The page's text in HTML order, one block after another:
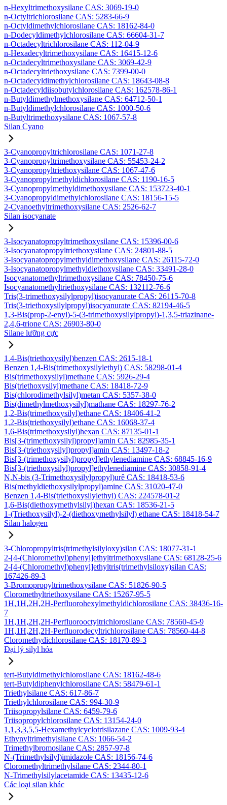
n-Hexyltrimethoxysilane CAS: 3069-19-0
n-Octyltrichlorosilane CAS: 5283-66-9
n-Octyldimethylchlorosilane CAS: 18162-84-0
n-Dodecyldimethylchlorosilane CAS: 66604-31-7
n-Octadecyltrichlorosilane CAS: 112-04-9
n-Hexadecyltrimethoxysilane CAS: 16415-12-6
n-Octadecyltrimethoxysilane CAS: 3069-42-9
n-Octadecyltriethoxysilane CAS: 7399-00-0
n-Octadecyldimethylchlorosilane CAS: 18643-08-8
n-Octadecyldiisobutylchlorosilane CAS: 162578-86-1
n-Butyldimethylmethoxysilane CAS: 64712-50-1
n-Butyldimethylchlorosilane CAS: 1000-50-6
n-Butyltrimethoxysilane CAS: 1067-57-8
Silan Cyano
3-Cyanopropyltrichlorosilane CAS: 1071-27-8
3-Cyanopropyltrimethoxysilane CAS: 55453-24-2
3-Cyanopropyltriethoxysilane CAS: 1067-47-6
3-Cyanopropylmethyldichlorosilane CAS: 1190-16-5
3-Cyanopropylmethyldimethoxysilane CAS: 153723-40-1
3-Cyanopropyldimethylchlorosilane CAS: 18156-15-5
2-Cyanoethyltrimethoxysilane CAS: 2526-62-7
Silan isocyanate
3-Isocyanatopropyltrimethoxysilane CAS: 15396-00-6
3-Isocyanatopropyltriethoxysilane CAS: 24801-88-5
3-Isocyanatopropylmethyldimethoxysilane CAS: 26115-72-0
3-Isocyanatopropylmethyldiethoxysilane CAS: 33491-28-0
Isocyanatomethyltrimethoxysilane CAS: 78450-75-6
Isocyanatomethyltriethoxysilane CAS: 132112-76-6
Tris(3-trimethoxysilylpropyl)isocyanurate CAS: 26115-70-8
Tris(3-triethoxysilylpropyl)isocyanurate CAS: 82194-46-5
1,3-Bis(prop-2-enyl)-5-(3-trimethoxysilylpropyl)-1,3,5-triazinane-
2,4,6-trione CAS: 26903-80-0
Silane lưỡng cực
1,4-Bis(triethoxysilyl)benzen CAS: 2615-18-1
Benzen 1,4-Bis(trimethoxysilylethyl) CAS: 58298-01-4
Bis(trimethoxysilyl)methane CAS: 5926-29-4
Bis(triethoxysilyl)methane CAS: 18418-72-9
Bis(chlorodimethylsilyl)metan CAS: 5357-38-0
Bis(dimethylmethoxysilyl)mathane CAS: 18297-76-2
1,2-Bis(trimethoxysilyl)ethane CAS: 18406-41-2
1,2-Bis(triethoxysilyl)ethane CAS: 16068-37-4
1,6-Bis(trimethoxysilyl)hexan CAS: 87135-01-1
Bis[3-(trimethoxysilyl)propyl]amin CAS: 82985-35-1
Bis[3-(triethoxysilyl)propyl]amin CAS: 13497-18-2
Bis[3-(trimethoxysilyl)propyl]ethylenediamine CAS: 68845-16-9
Bis[3-(triethoxysilyl)propyl]ethylenediamine CAS: 30858-91-4
N,N-bis (3-Trimethoxysilylpropyl)urê CAS: 18418-53-6
Bis(methyldiethoxysilylpropyl)amine CAS: 31020-47-0
Benzen 1,4-Bis(triethoxysilylethyl) CAS: 224578-01-2
1,6-Bis(diethoxymethylsilyl)hexan CAS: 18536-21-5
1-(Triethoxysilyl)-2-(diethoxymethylsilyl) ethane CAS: 18418-54-7
Silan halogen
3-Chloropropyltris(trimethylsilyloxy)silan CAS: 18077-31-1
2-[4-(Chloromethyl)phenyl]ethyltrimethoxysilane CAS: 68128-25-6
2-[4-(Chloromethyl)phenyl]ethyltris(trimethylsiloxy)silan CAS:
167426-89-3
3-Bromopropyltrimethoxysilane CAS: 51826-90-5
Cloromethyltriethoxysilane CAS: 15267-95-5
1H,1H,2H,2H-Perfluorohexylmethyldichlorosilane CAS: 38436-16-
7
1H,1H,2H,2H-Perfluorooctyltrichlorosilane CAS: 78560-45-9
1H,1H,2H,2H-Perfluorodecyltrichlorosilane CAS: 78560-44-8
Cloromethydichlorosilane CAS: 18170-89-3
Đại lý silyl hóa
tert-Butyldimethylchlorosilane CAS: 18162-48-6
tert-Butyldiphenylchlorosilane CAS: 58479-61-1
Triethylsilane CAS: 617-86-7
Triethylchlorosilane CAS: 994-30-9
Triisopropylsilane CAS: 6459-79-6
Triisopropylchlorosilane CAS: 13154-24-0
1,1,3,3,5,5-Hexamethylcyclotrisilazane CAS: 1009-93-4
Ethynyltrimethylsilane CAS: 1066-54-2
Trimethylbromosilane CAS: 2857-97-8
N-(Trimethylsilyl)imidazole CAS: 18156-74-6
Cloromethyltrimethylsilane CAS: 2344-80-1
N-Trimethylsilylacetamide CAS: 13435-12-6
Các loại silan khác